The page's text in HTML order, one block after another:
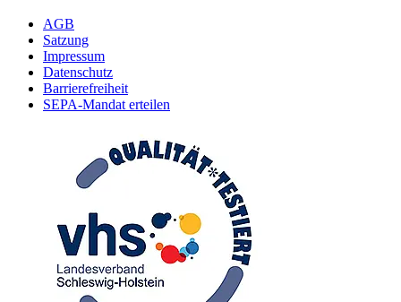
AGB
Satzung
Impressum
Datenschutz
Barrierefreiheit
SEPA-Mandat erteilen